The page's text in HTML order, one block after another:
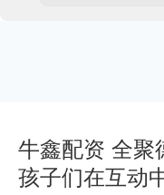
牛鑫配资 全聚
孩子们在互动